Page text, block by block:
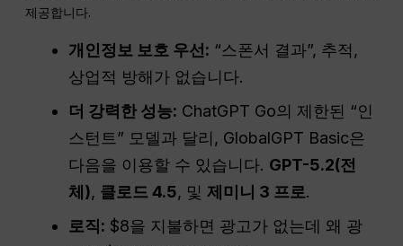
제공합니다.
개인정보 보호 우선: “스폰서 결과”, 추적,
상업적 방해가 없습니다.
더 강력한 성능: ChatGPT Go의 제한된 “인
스턴트” 모델과 달리, GlobalGPT Basic은
다음을 이용할 수 있습니다. GPT-5.2(전
체), 클로드 4.5, 및제미니 3 프로.
로직: $8을 지불하면 광고가 없는데 왜 광